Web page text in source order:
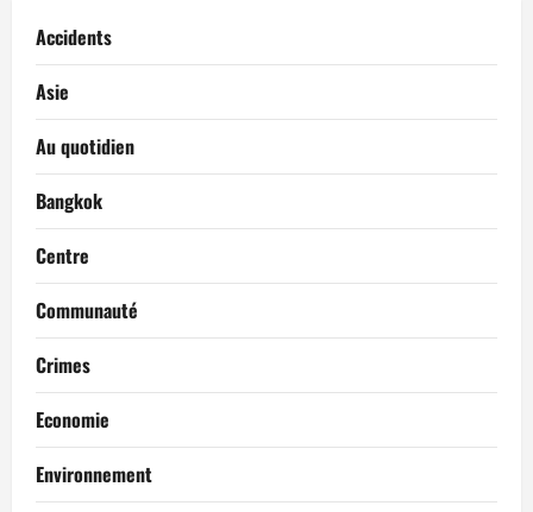
Accidents
Asie
Au quotidien
Bangkok
Centre
Communauté
Crimes
Economie
Environnement